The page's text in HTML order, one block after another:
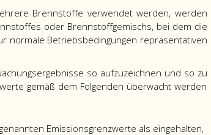
Brennstoffe verwendet werden, werden
oder Brennstoffgemischs, bei dem die
normale Betriebsbedingungen repräsentativen
so aufzuzeichnen und so zu
gemäß dem Folgenden überwacht werden
genannten Emissionsgrenzwerte als eingehalten,